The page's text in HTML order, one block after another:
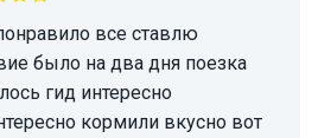
было на два дня поезка
гид интересно
кормили вкусно вот